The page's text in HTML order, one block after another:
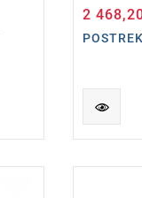
2